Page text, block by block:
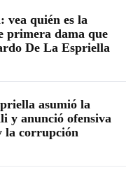
vea quién es la
primera dama que
De La Espriella
asumió la
y anunció ofensiva
la corrupción